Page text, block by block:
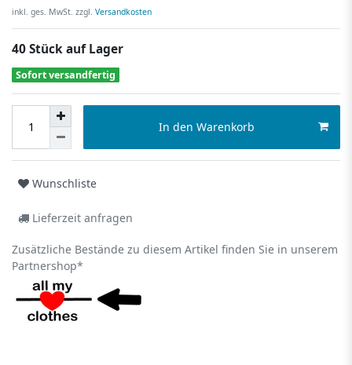
inkl. ges. MwSt. zzgl. Versandkosten
40 Stück auf Lager
Sofort versandfertig
In den Warenkorb
Wunschliste
Lieferzeit anfragen
Zusätzliche Bestände zu diesem Artikel finden Sie in unserem
Partnershop*